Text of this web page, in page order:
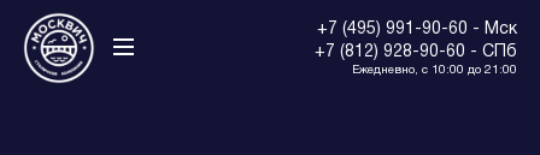
+7 (495) 991-90-60 - Мск
+7 (812) 928-90-60 - СПб
Ежедневно, с 10:00 до 21:00